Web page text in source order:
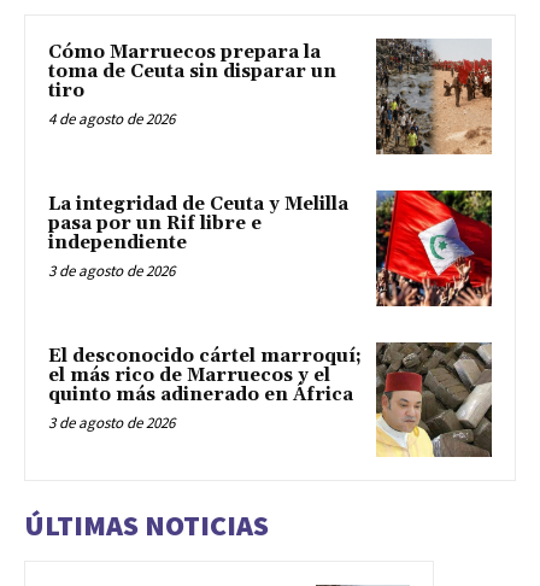
Cómo Marruecos prepara la
toma de Ceuta sin disparar un
tiro
4 de agosto de 2026
La integridad de Ceuta y Melilla
pasa por un Rif libre e
independiente
3 de agosto de 2026
El desconocido cártel marroquí;
el más rico de Marruecos y el
quinto más adinerado en África
3 de agosto de 2026
ÚLTIMAS NOTICIAS